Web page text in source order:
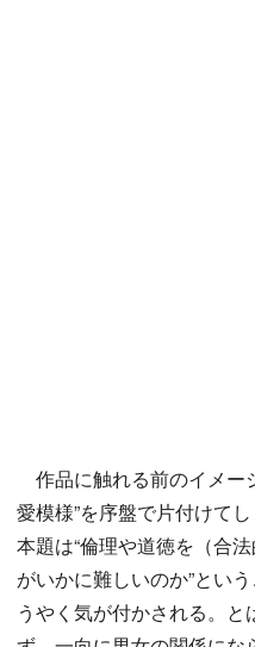
作品に触れる前のイメー
愛模様”を序盤で片付けて
本題は“倫理や道徳を（合
がいかに難しいのか”とい
うやく気が付かされる。